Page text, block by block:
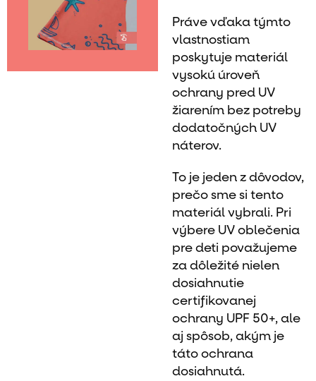
Práve vďaka týmto
vlastnostiam
poskytuje materiál
vysokú úroveň
ochrany pred UV
žiarením bez potreby
dodatočných UV
náterov.
To je jeden z dôvodov,
prečo sme si tento
materiál vybrali. Pri
výbere UV oblečenia
pre deti považujeme
za dôležité nielen
dosiahnutie
certifikovanej
ochrany UPF 50+, ale
aj spôsob, akým je
táto ochrana
dosiahnutá.